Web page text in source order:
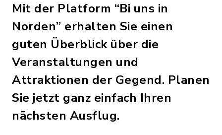
Mit der Platform “Bi uns in
Norden” erhalten Sie einen
guten Überblick über die
Veranstaltungen und
Attraktionen der Gegend. Planen
Sie jetzt ganz einfach Ihren
nächsten Ausflug.